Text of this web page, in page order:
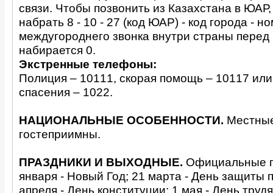
связи. Чтобы позвонить из Казахстана в
набрать 8 - 10 - 27 (код ЮАР) - код города -
междугороднего звонка внутри страны перед
набирается 0.
Экстренные телефоны:
Полиция – 10111, скорая помощь – 10117
спасения – 1022.
НАЦИОНАЛЬНЫЕ ОСОБЕННОСТИ.
гостеприимны.
ПРАЗДНИКИ И ВЫХОДНЫЕ. Официальные
января - Новый Год; 21 марта - День защиты
апреля - День конституции; 1 мая - День